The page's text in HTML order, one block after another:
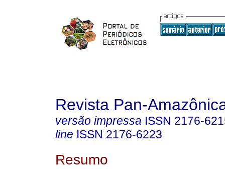
Revista Pan-
versão impressa ISSN 2176-
line ISSN 2176-6223
Resumo